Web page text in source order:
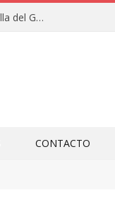
Clausuras de los campamentos de verano en Alhaurín y Villa del Guadalhorce 2026
CONTACTO